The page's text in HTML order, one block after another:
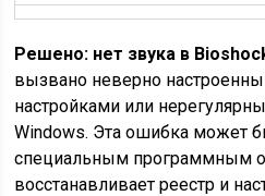
Решено: нет звука в
вызвано неверно
настройками или
Windows. Эта ошибка может
специальным программным
восстанавливает реестр и